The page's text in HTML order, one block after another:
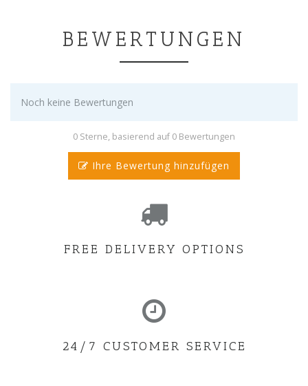
BEWERTUNGEN
Noch keine Bewertungen
0 Sterne, basierend auf 0 Bewertungen
Ihre Bewertung hinzufügen
FREE DELIVERY OPTIONS
24/7 CUSTOMER SERVICE